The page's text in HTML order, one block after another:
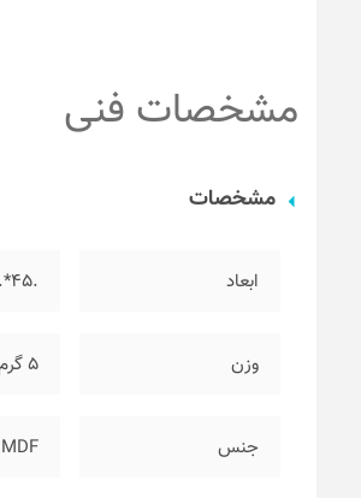
مشخصات فنی
مشخصات
ابعاد .۴۵*.۴۵ سانتی‌متر
وزن ۵ گرم
جنس MDF